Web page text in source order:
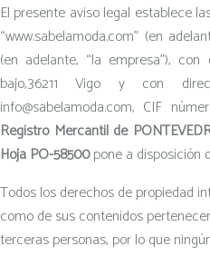
El presente aviso legal establece
“www.sabelamoda.com” (en
(en adelante, “la empresa”),
bajo,36211 Vigo y con
info@sabelamoda.com, CIF
Registro Mercantil de
Hoja PO-58500pone a disposición
Todos los derechos de propiedad
como de sus contenidos
terceras personas, por lo que